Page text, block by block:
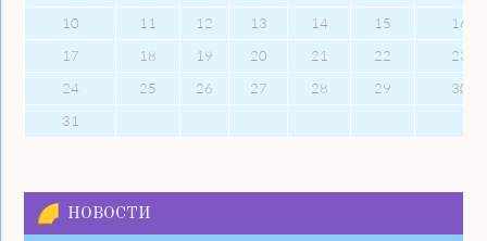
10
11 12 13 14 15
16
17
18 19 20 21 22
23
24
25 26 27 28 29
30
31
НОВОСТИ